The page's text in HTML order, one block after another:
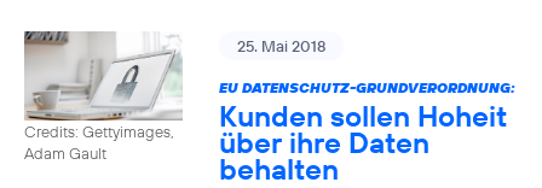
Credits: Gettyimages,
Adam Gault
25. Mai 2018
EU DATENSCHUTZ-GRUNDVERORDNUNG:
Kunden sollen Hoheit
über ihre Daten
behalten